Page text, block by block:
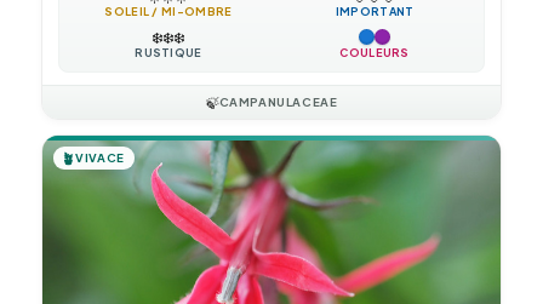
SOLEIL / MI-OMBRE IMPORTANT
❄️❄️❄️
RUSTIQUE COULEURS
🍃CAMPANULACEAE
🪴VIVACE